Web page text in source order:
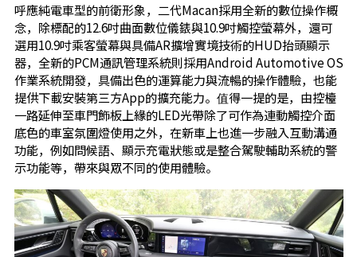
呼應純電車型的前衛形象，二代Macan採用全新的數位操作概
念，除標配的12.6吋曲面數位儀錶與10.9吋觸控螢幕外，還可
選用10.9吋乘客螢幕與具備AR擴增實境技術的HUD抬頭顯示
器，全新的PCM通訊管理系統則採用Android Automotive OS
作業系統開發，具備出色的運算能力與流暢的操作體驗，也能
提供下載安裝第三方App的擴充能力。值得一提的是，由控檯
一路延伸至車門飾板上緣的LED光帶除了可作為連動觸控介面
底色的車室氛圍燈使用之外，在新車上也進一步融入互動溝通
功能，例如問候語、顯示充電狀態或是整合駕駛輔助系統的警
示功能等，帶來與眾不同的使用體驗。